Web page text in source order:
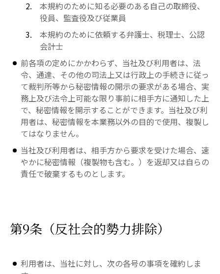
本規約のために知る必要のある自己の取締役、
役員、監査役及び従業員
本規約のために依頼する弁護士、税理士、公認
会計士
前各項の定めにかかわらず、当社及び利用者は、法
令、通達、その他の司法上又は行政上の手続きに従っ
て裁判所等から秘密情報の開示の要求がある場合、実
務上及び法令上可能な限り事前に相手方に通知した上
で、秘密情報を開示することができます。当社及び利
用者は、秘密情報を本業務以外の目的で使用、複製し
てはなりません。
当社及び利用者は、相手方から要求を受けた場合、速
やかに秘密情報（複製物も含む。）を返却又は自らの
責任で破棄するものとします。
第9条（反社会的勢力排除）
利用者は、当社に対し、次の各号の事項を確約しま